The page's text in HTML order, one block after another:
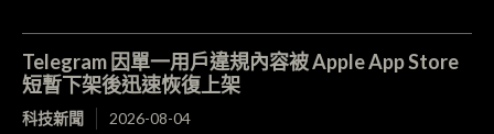
Telegram 因單一用戶違規內容被 Apple App Store
短暫下架後迅速恢復上架
科技新聞 2026-08-04